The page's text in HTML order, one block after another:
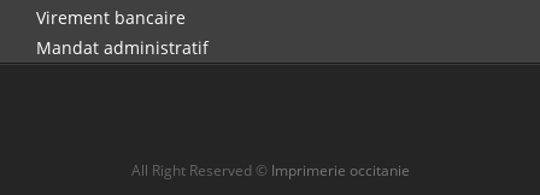
Virement bancaire
Mandat administratif
All Right Reserved © Imprimerie occitanie